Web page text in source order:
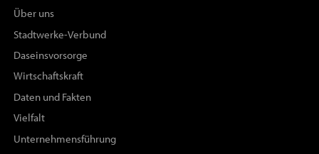
Über uns
Stadtwerke-Verbund
Daseinsvorsorge
Wirtschaftskraft
Daten und Fakten
Vielfalt
Unternehmensführung